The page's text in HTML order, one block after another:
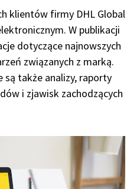
klientów firmy DHL Global
W publikacji
dotyczące najnowszych
związanych z marką.
są także analizy, raporty
i zjawisk zachodzących